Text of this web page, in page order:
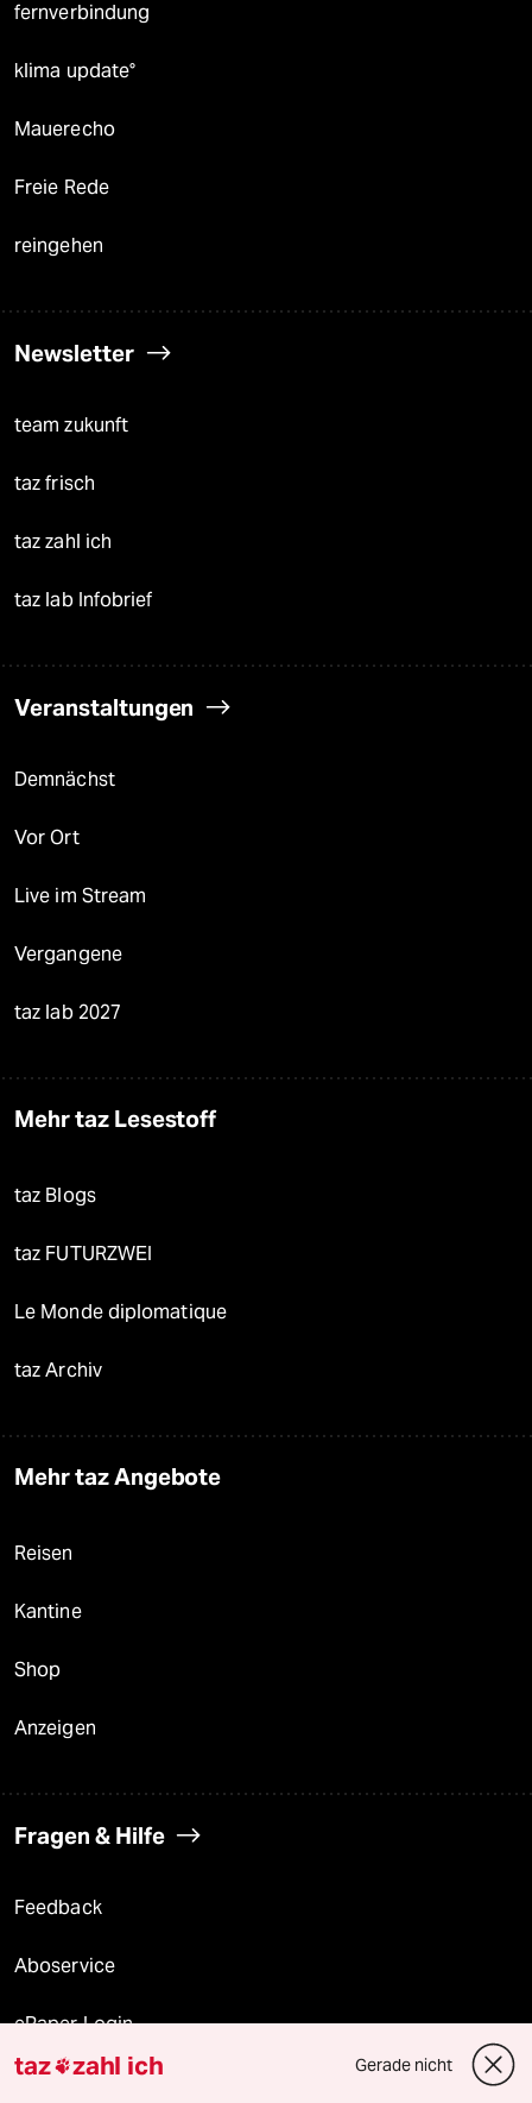
fernverbindung
klima update°
Mauerecho
Freie Rede
reingehen
Newsletter
team zukunft
taz frisch
taz zahl ich
taz lab Infobrief
Veranstaltungen
Demnächst
Vor Ort
Live im Stream
Vergangene
taz lab 2027
Mehr taz Lesestoff
taz Blogs
taz FUTURZWEI
Le Monde diplomatique
taz Archiv
Mehr taz Angebote
Reisen
Kantine
Shop
Anzeigen
Fragen & Hilfe
Feedback
Aboservice
ePaper Login
Downloads für Abonnierende
taz zahl ich Gerade nicht